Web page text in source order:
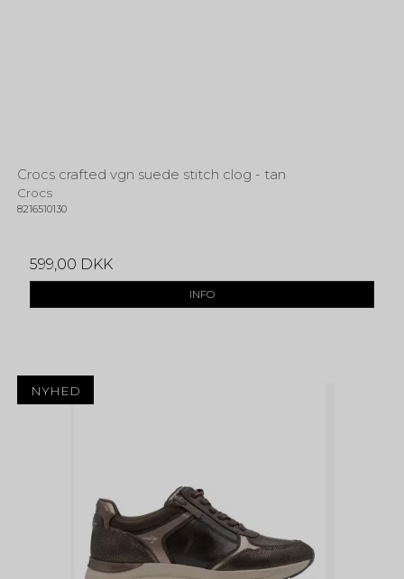
Crocs crafted vgn suede stitch clog - tan
Crocs
8216510130
599,00 DKK
INFO
NYHED